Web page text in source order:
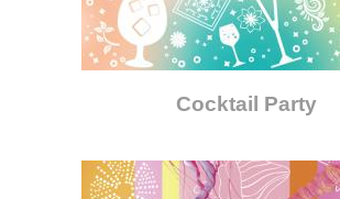
Cocktail Party